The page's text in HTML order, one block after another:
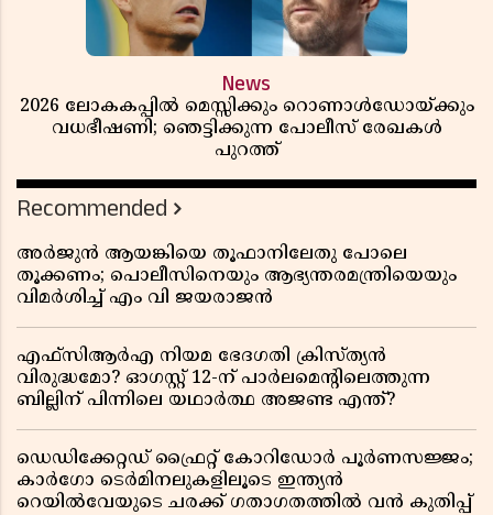
News
2026 ലോകകപ്പിൽ മെസ്സിക്കും റൊണാൾഡോയ്ക്കും
വധഭീഷണി; ഞെട്ടിക്കുന്ന പോലീസ് രേഖകൾ
പുറത്ത്
Recommended
അർജുൻ ആയങ്കിയെ തൂഫാനിലേതു പോലെ
തൂക്കണം; പൊലീസിനെയും ആഭ്യന്തരമന്ത്രിയെയും
വിമർശിച്ച് എം വി ജയരാജൻ
എഫ്സിആർഎ നിയമ ഭേദഗതി ക്രിസ്ത്യൻ
വിരുദ്ധമോ? ഓഗസ്റ്റ് 12-ന് പാർലമെന്റിലെത്തുന്ന
ബില്ലിന് പിന്നിലെ യഥാർത്ഥ അജണ്ട എന്ത്?
ഡെഡിക്കേറ്റഡ് ഫ്രൈറ്റ് കോറിഡോർ പൂർണസജ്ജം;
കാർഗോ ടെർമിനലുകളിലൂടെ ഇന്ത്യൻ
റെയിൽവേയുടെ ചരക്ക് ഗതാഗതത്തിൽ വൻ കുതിപ്പ്